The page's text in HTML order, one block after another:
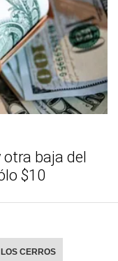
baja del
$10
CERROS